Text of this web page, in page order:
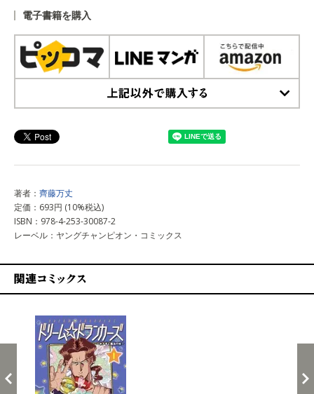
電子書籍を購入
著者： 齊藤万丈
定価：693円 (10%税込)
ISBN：978-4-253-30087-2
レーベル：ヤングチャンピオン・コミックス